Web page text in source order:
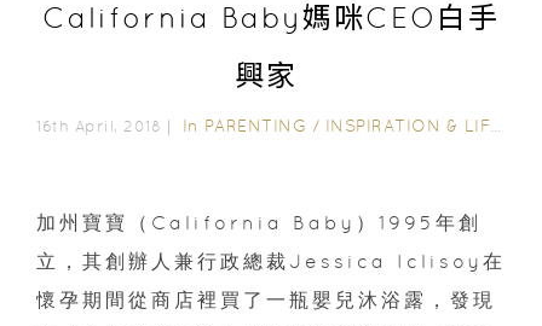
California Baby媽咪CEO白手
興家
16th April, 2018｜ In PARENTING / INSPIRATION & LIFESTYLE
加州寶寶（California Baby）1995年創
立，其創辦人兼行政總裁Jessica Iclisoy在
懷孕期間從商店裡買了一瓶嬰兒沐浴露，發現